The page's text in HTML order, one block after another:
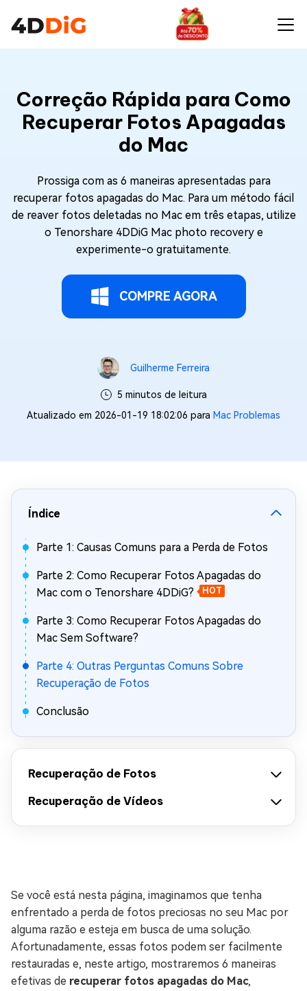
Correção Rápida para Como
Recuperar Fotos Apagadas
do Mac
Prossiga com as 6 maneiras apresentadas para
recuperar fotos apagadas do Mac. Para um método fácil
de reaver fotos deletadas no Mac em três etapas, utilize
o Tenorshare 4DDiG Mac photo recovery e
experimente-o gratuitamente.
COMPRE AGORA
Guilherme Ferreira
5 minutos de leitura
Atualizado em 2026-01-19 18:02:06 para Mac Problemas
Índice
Parte 1: Causas Comuns para a Perda de Fotos
Parte 2: Como Recuperar Fotos Apagadas do
Mac com o Tenorshare 4DDiG?
HOT
Parte 3: Como Recuperar Fotos Apagadas do
Mac Sem Software?
Parte 4: Outras Perguntas Comuns Sobre
Recuperação de Fotos
Conclusão
Recuperação de Fotos
Recuperação de Vídeos
Se você está nesta página, imaginamos que tenha
enfrentado a perda de fotos preciosas no seu Mac por
alguma razão e esteja em busca de uma solução.
Afortunadamente, essas fotos podem ser facilmente
restauradas e, neste artigo, mostraremos 6 maneiras
efetivas de recuperar fotos apagadas do Mac,